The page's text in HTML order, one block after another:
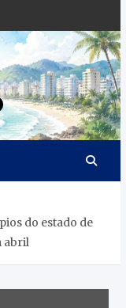
Litoral
Notícias da
Baixada Santista
do estado de
abril